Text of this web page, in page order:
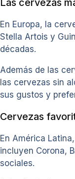
Las cervezas
En Europa, la
Stella Artois y
décadas.
Además de las
las cervezas sin
sus gustos y
Cervezas
En América
incluyen Corona,
sociales.